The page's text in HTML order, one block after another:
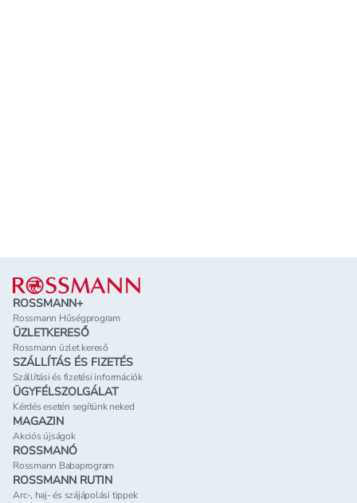
Lábléc
ROSSMANN+
Rossmann Hűségprogram
ÜZLETKERESŐ
Rossmann üzlet kereső
SZÁLLÍTÁS ÉS FIZETÉS
Szállítási és fizetési információk
ÜGYFÉLSZOLGÁLAT
Kérdés esetén segítünk neked
MAGAZIN
Akciós újságok
ROSSMANÓ
Rossmann Babaprogram
ROSSMANN RUTIN
Arc-, haj- és szájápolási tippek